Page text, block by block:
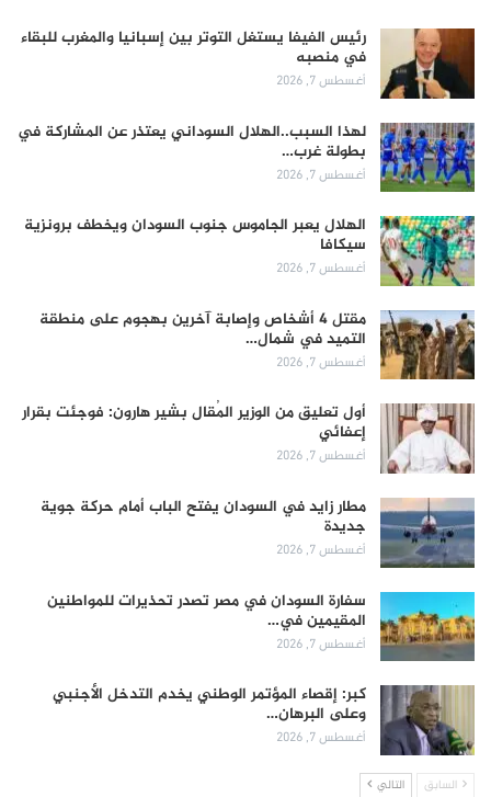
رئيس الفيفا يستغل التوتر بين إسبانيا والمغرب للبقاء
في منصبه
أغسطس 7, 2026
لهذا السبب..الهلال السوداني يعتذر عن المشاركة في
بطولة غرب…
أغسطس 7, 2026
الهلال يعبر الجاموس جنوب السودان ويخطف برونزية
سيكافا
أغسطس 7, 2026
مقتل 4 أشخاص وإصابة آخرين بهجوم على منطقة
التميد في شمال…
أغسطس 7, 2026
أول تعليق من الوزير المُقال بشير هارون: فوجئت بقرار
إعفائي
أغسطس 7, 2026
مطار زايد في السودان يفتح الباب أمام حركة جوية
جديدة
أغسطس 7, 2026
سفارة السودان في مصر تصدر تحذيرات للمواطنين
المقيمين في…
أغسطس 7, 2026
كبر: إقصاء المؤتمر الوطني يخدم التدخل الأجنبي
وعلى البرهان…
أغسطس 7, 2026
السابق التالي